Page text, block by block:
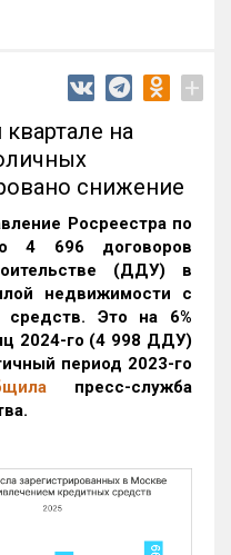
+
на
снижение
Росреестра по
4 696 договоров
(ДДУ) в
недвижимости с
средств. Это на 6%
2024-го (4 998 ДДУ)
период 2023-го
пресс-служба